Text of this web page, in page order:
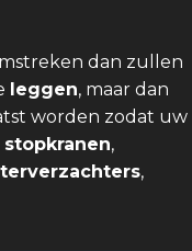
dan zullen
leggen, maar dan
worden zodat uw
stopkranen,
,